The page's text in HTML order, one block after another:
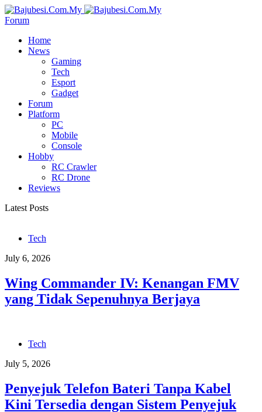
Forum
Home
News
Gaming
Tech
Esport
Gadget
Forum
Platform
PC
Mobile
Console
Hobby
RC Crawler
RC Drone
Reviews
Latest Posts
Tech
July 6, 2026
Wing Commander IV: Kenangan FMV
yang Tidak Sepenuhnya Berjaya
Tech
July 5, 2026
Penyejuk Telefon Bateri Tanpa Kabel
Kini Tersedia dengan Sistem Penyejuk